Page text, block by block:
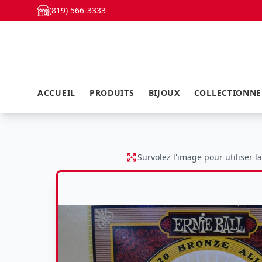
(819) 566-3333
ACCUEIL PRODUITS BIJOUX
Survolez l'image pour utiliser